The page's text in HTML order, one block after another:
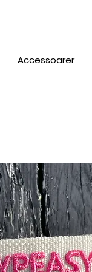
Accessoarer